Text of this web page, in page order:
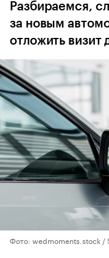
Разбираемся,
за новым
отложить визит
Фото: wedmoments.stock /